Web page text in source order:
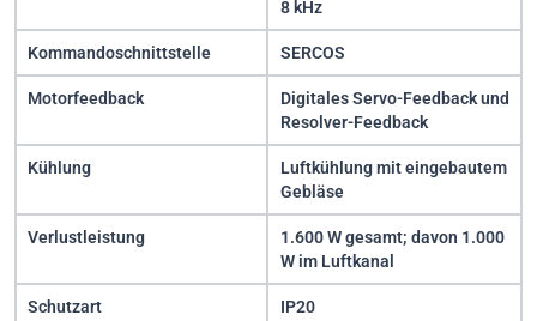
8 kHz
Kommandoschnittstelle SERCOS
Motorfeedback
Digitales Servo-Feedback und
Resolver-Feedback
Kühlung
Luftkühlung mit eingebautem
Gebläse
Verlustleistung
1.600 W gesamt; davon 1.000
W im Luftkanal
Schutzart IP20